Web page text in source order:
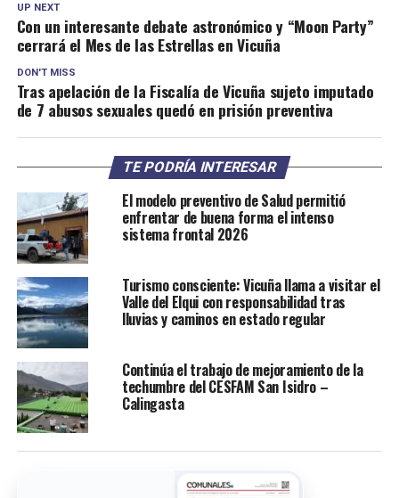
UP NEXT
Con un interesante debate astronómico y “Moon Party”
cerrará el Mes de las Estrellas en Vicuña
DON'T MISS
Tras apelación de la Fiscalía de Vicuña sujeto imputado
de 7 abusos sexuales quedó en prisión preventiva
TE PODRÍA INTERESAR
El modelo preventivo de Salud permitió
enfrentar de buena forma el intenso
sistema frontal 2026
Turismo consciente: Vicuña llama a visitar el
Valle del Elqui con responsabilidad tras
lluvias y caminos en estado regular
Continúa el trabajo de mejoramiento de la
techumbre del CESFAM San Isidro –
Calingasta